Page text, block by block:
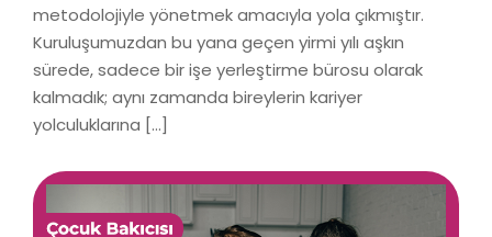
metodolojiyle yönetmek amacıyla yola çıkmıştır.
Kuruluşumuzdan bu yana geçen yirmi yılı aşkın
sürede, sadece bir işe yerleştirme bürosu olarak
kalmadık; aynı zamanda bireylerin kariyer
yolculuklarına […]